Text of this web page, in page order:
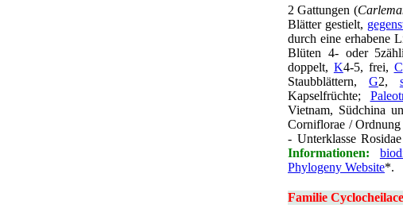
2 Gattungen (
Blätter gestielt,
durch eine erhabene
Blüten 4- oder
doppelt, K4-5, frei, C
Staubblättern, G2,
Kapselfrüchte;
Vietnam, Südchina
Corniflorae / Ordnung
- Unterklasse
Informationen:
Phylogeny Website*.
Familie